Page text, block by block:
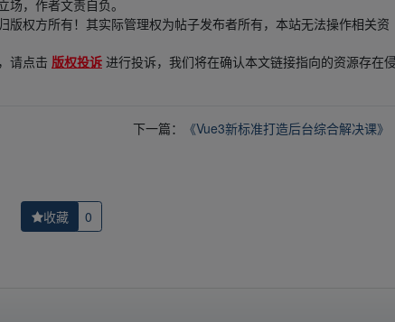
，作者文责自负。
权方所有！其实际管理权为帖子发布者所有，本站无法操作相关资
请点击 版权投诉 进行投诉，我们将在确认本文链接指向的资源存在
下一篇： 《Vue3新标准打造后台综合解决课》
收藏 0